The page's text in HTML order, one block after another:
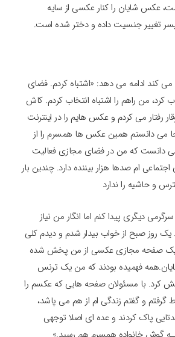
عکس شایان را کنار عکسی از سایه
تغییر جنسیت داده و دختر شده است.
کند ادامه می دهد: «اشتباه کردم. فضای
کرد، من راهم را اشتباه انتخاب کردم. کاش
رفتار می کردم و عکس هایم را در اینترنت
می دانستم همین عکس ها همسرم را از
دانست که من در فضای مجازی فعالیت
ام صدها هزار بیننده دارد. چندین بار
و حاشیه را ندارد
دیگری پیدا کنم اما انگار من نیاز
روز صبح از خواب بیدار شدم و دیدم کلی
یک صفحه مجازی عکسی از من پخش شده
فهمیده بودند که من یک ترنس
کرد. با مسئولان صفحه هایی که عکسم را
گرفتم و گفتم زندگی ام از هم می پاشد،
پاک کردند و عده ای اصلا توجهی